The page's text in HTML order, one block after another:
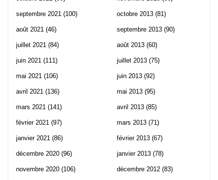
septembre 2021 (100)
août 2021 (46)
juillet 2021 (84)
juin 2021 (111)
mai 2021 (106)
avril 2021 (136)
mars 2021 (141)
février 2021 (97)
janvier 2021 (86)
décembre 2020 (96)
novembre 2020 (106)
octobre 2013 (81)
septembre 2013 (90)
août 2013 (60)
juillet 2013 (75)
juin 2013 (92)
mai 2013 (95)
avril 2013 (85)
mars 2013 (71)
février 2013 (67)
janvier 2013 (78)
décembre 2012 (83)